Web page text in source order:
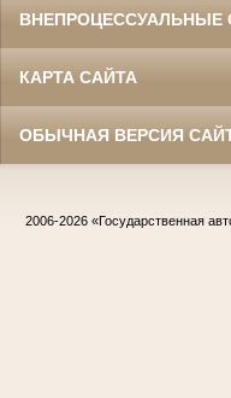
ВНЕПРОЦЕССУАЛЬНЫЕ
КАРТА САЙТА
ОБЫЧНАЯ ВЕРСИЯ
2006-2026 «Государственная